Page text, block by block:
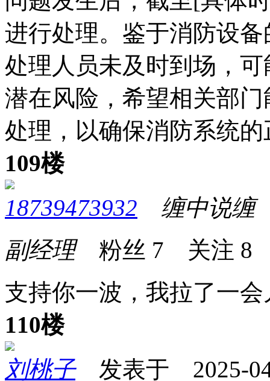
进行处理。鉴于消防设
处理人员未及时到场，
潜在风险，希望相关部
处理，以确保消防系统
109楼
18739473932
缠中说缠
副经理粉丝 7 关注 8
支持你一波，我拉了一
110楼
刘桃子发表于 2025-